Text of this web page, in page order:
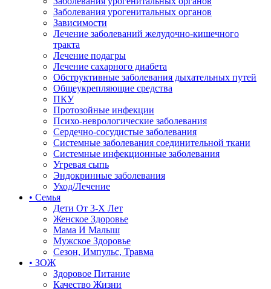
Заболевания урогенитальных органов
Зависимости
Лечение заболеваний желудочно-кишечного
тракта
Лечение подагры
Лечение сахарного диабета
Обструктивные заболевания дыхательных путей
Общеукрепляющие средства
ПКУ
Протозойные инфекции
Психо-неврологические заболевания
Сердечно-сосудистые заболевания
Системные заболевания соединительной ткани
Системные инфекционные заболевания
Угревая сыпь
Эндокринные заболевания
Уход/Лечение
• Семья
Дети От 3-Х Лет
Женское Здоровье
Мама И Малыш
Мужское Здоровье
Сезон, Импульс, Травма
• ЗОЖ
Здоровое Питание
Качество Жизни